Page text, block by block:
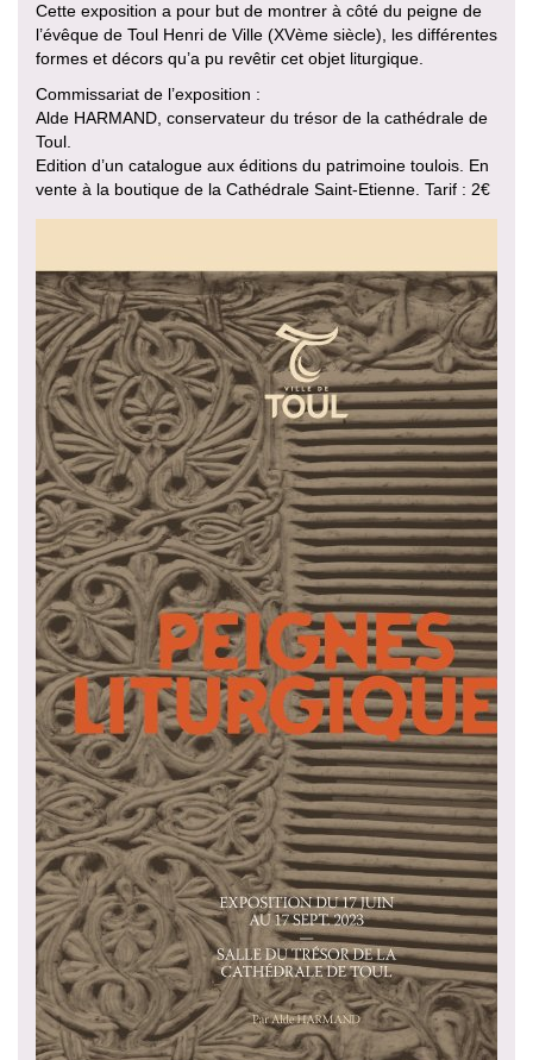
Cette exposition a pour but de montrer à côté du peigne de
l’évêque de Toul Henri de Ville (XVème siècle), les différentes
formes et décors qu’a pu revêtir cet objet liturgique.
Commissariat de l’exposition :
Alde HARMAND, conservateur du trésor de la cathédrale de
Toul.
Edition d’un catalogue aux éditions du patrimoine toulois. En
vente à la boutique de la Cathédrale Saint-Etienne. Tarif : 2€